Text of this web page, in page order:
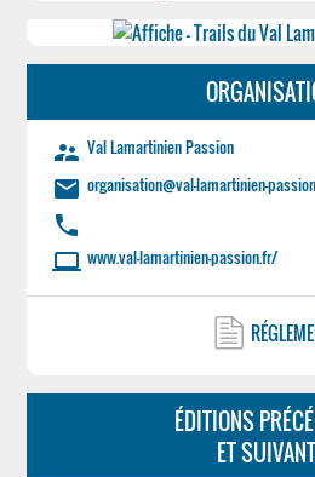
supervisor_account Val Lamartinien Passion
email organisation@val-lamartinien-
phone
laptop www.val-lamartinien-passion.fr/
ÉDITIONS
ET